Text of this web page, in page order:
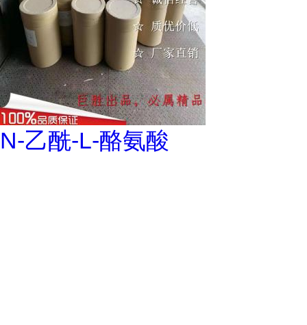
N-乙酰-L-酪氨酸